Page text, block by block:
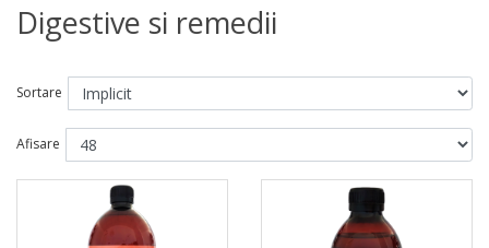
Digestive si remedii
Sortare
Afisare